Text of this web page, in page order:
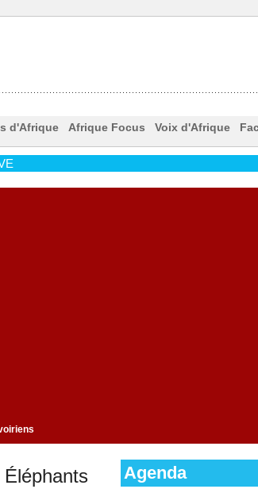
d'Afrique Afrique Focus Voix d'Afrique
pas rêver les Ivoiriens
Agenda